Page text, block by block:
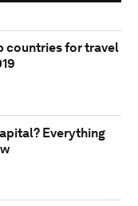
countries for travel
Everything